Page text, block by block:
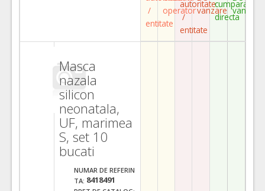
/
entitate
operator
autoritate
/
entitate
vanzare
cumparare
directa
vanzare
Masca
nazala
silicon
neonatala,
UF, marimea
S, set 10
bucati
NUMAR DE REFERIN
TA: 8418491